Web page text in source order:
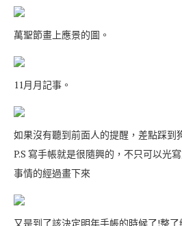
萬聖節畫上應景的圖。
11月月記事。
如果沒有聽到前面人的提醒，差點踩到
P.S 寫手帳就是很隨興的，不只可以光
事情的經過畫下來
又是到了該決定明年手帳的時候了!整了